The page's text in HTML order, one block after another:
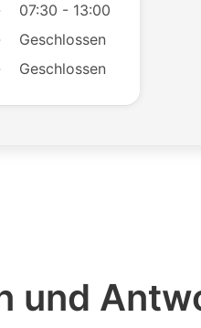
07:30 - 13:00
Geschlossen
Geschlossen
und